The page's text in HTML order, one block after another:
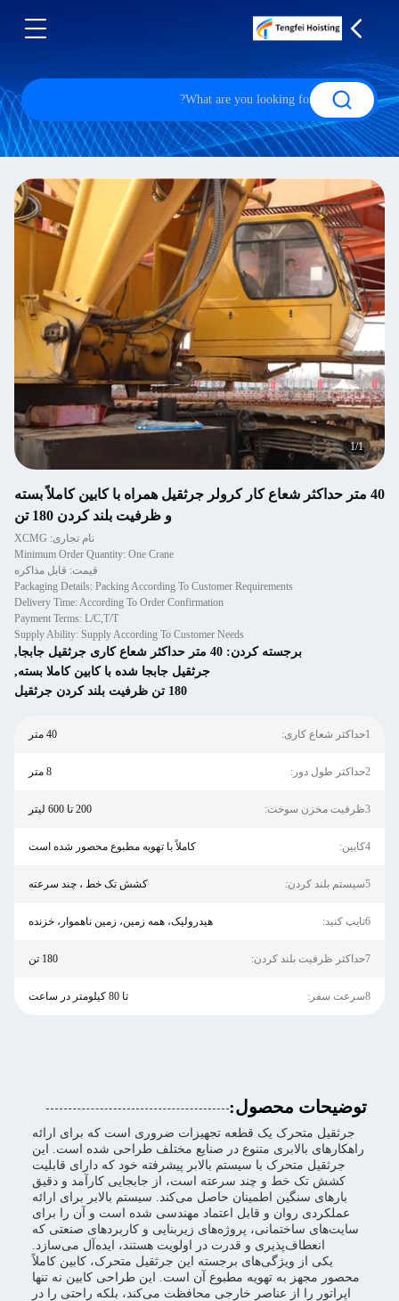
1/1
40 متر حداکثر شعاع کار کرولر جرثقیل همراه با کابین کاملاً بسته
و ظرفیت بلند کردن 180 تن
نام تجاری: XCMG
Minimum Order Quantity: One Crane
قیمت: قابل مذاکره
Packaging Details: Packing According To Customer Requirements
Delivery Time: According To Order Confirmation
Payment Terms: L/C,T/T
Supply Ability: Supply According To Customer Needs
برجسته کردن: 40 متر حداکثر شعاع کاری جرثقیل جابجا
,
جرثقیل جابجا شده با کابین کاملا بسته,
180 تن ظرفیت بلند کردن جرثقیل
1حداکثر شعاع کاری: 40 متر
2حداکثر طول دور: 8 متر
3ظرفیت مخزن سوخت: 200 تا 600 لیتر
4کابین: کاملاً با تهویه مطبوع محصور شده است
5سیستم بلند کردن: کشش تک خط ، چند سرعته
6تایپ کنید: هیدرولیک، همه زمین، زمین ناهموار، خزنده
7حداکثر ظرفیت بلند کردن: 180 تن
8سرعت سفر: تا 80 کیلومتر در ساعت
توضیحات محصول:
جرثقیل متحرک یک قطعه تجهیزات ضروری است که برای ارائه
راهکارهای بالابری متنوع در صنایع مختلف طراحی شده است. این
جرثقیل متحرک با سیستم بالابر پیشرفته خود که دارای قابلیت
کشش تک خط و چند سرعته است، از جابجایی کارآمد و دقیق
بارهای سنگین اطمینان حاصل می‌کند. سیستم بالابر برای ارائه
عملکردی روان و قابل اعتماد مهندسی شده است و آن را برای
سایت‌های ساختمانی، پروژه‌های زیربنایی و کاربردهای صنعتی که
انعطاف‌پذیری و قدرت در اولویت هستند، ایده‌آل می‌سازد.
یکی از ویژگی‌های برجسته این جرثقیل متحرک، کابین کاملاً
محصور مجهز به تهویه مطبوع آن است. این طراحی کابین نه تنها
اپراتور را از عناصر خارجی محافظت می‌کند، بلکه راحتی را در